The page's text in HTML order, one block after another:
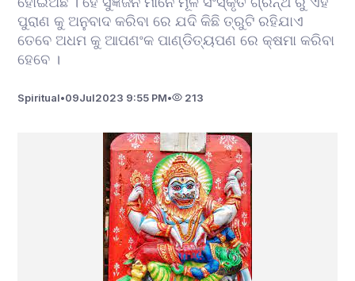
ପୁରାଣ କୁ ଅନୁବାଦ କରିବା ରେ ଯଦି କିଛି ତ୍ରୁଟି ରହିଯାଏ
ତେବେ ଅଧମ କୁ ଆପଣଂକ ପାଣ୍ଡିତ୍ୟପଣ ରେ କ୍ଷମା କରିବା
ହେବେ ।
Spiritual•09Jul2023 9:55 PM• 213